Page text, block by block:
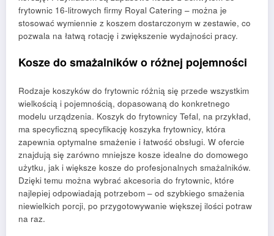
frytownic 16-litrowych firmy Royal Catering – można je
stosować wymiennie z koszem dostarczonym w zestawie, co
pozwala na łatwą rotację i zwiększenie wydajności pracy.
Kosze do smażalników o różnej pojemności
Rodzaje koszyków do frytownic różnią się przede wszystkim
wielkością i pojemnością, dopasowaną do konkretnego
modelu urządzenia. Koszyk do frytownicy Tefal, na przykład,
ma specyficzną specyfikację koszyka frytownicy, która
zapewnia optymalne smażenie i łatwość obsługi. W ofercie
znajdują się zarówno mniejsze kosze idealne do domowego
użytku, jak i większe kosze do profesjonalnych smażalników.
Dzięki temu można wybrać akcesoria do frytownic, które
najlepiej odpowiadają potrzebom – od szybkiego smażenia
niewielkich porcji, po przygotowywanie większej ilości potraw
na raz.